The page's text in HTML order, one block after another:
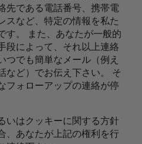
先である電話番号、携帯電
スなど、特定の情報を私た
す。 また、あなたが一般的
段によって、それ以上連絡
つでも簡単なメール（例え
など）でお伝え下さい。 そ
フォローアップの連絡が停
いはクッキーに関する方針
、あなたが上記の権利を行